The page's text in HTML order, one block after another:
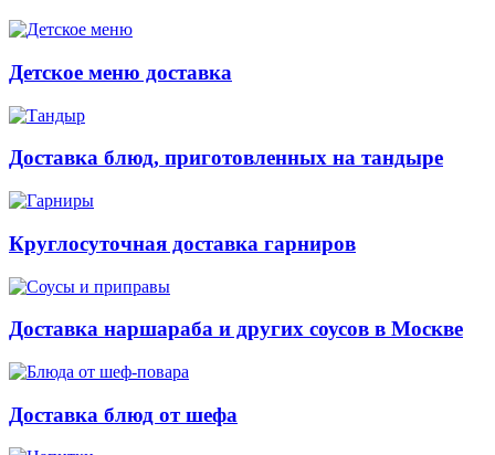
Детское меню доставка
Доставка блюд, приготовленных на тандыре
Круглосуточная доставка гарниров
Доставка наршараба и других соусов в Москве
Доставка блюд от шефа